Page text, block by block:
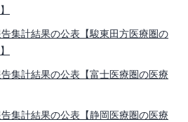
集計結果の公表【駿東田方医療圏の
集計結果の公表【富士医療圏の医療
集計結果の公表【静岡医療圏の医療